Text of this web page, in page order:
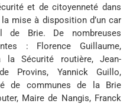
et de citoyenneté dans
mise à disposition d’un car
Brie. De nombreuses
: Florence Guillaume,
la Sécurité routière, Jean-
Provins, Yannick Guillo,
de communes de la Brie
Maire de Nangis, Franck